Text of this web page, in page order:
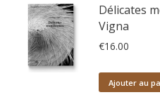
Délicates
Vigna
€16.00
Ajouter au